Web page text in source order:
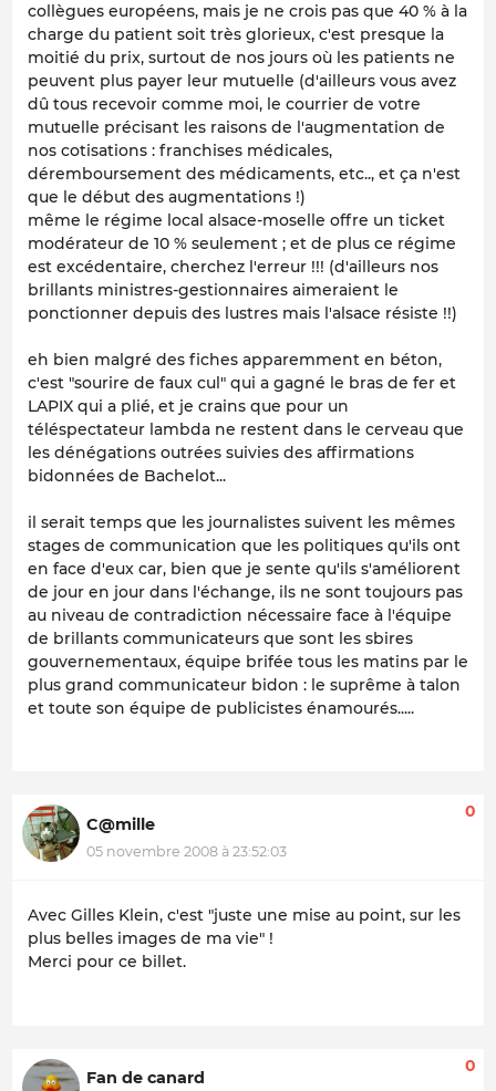
collègues européens, mais je ne crois pas que 40 % à la
charge du patient soit très glorieux, c'est presque la
moitié du prix, surtout de nos jours où les patients ne
peuvent plus payer leur mutuelle (d'ailleurs vous avez
dû tous recevoir comme moi, le courrier de votre
mutuelle précisant les raisons de l'augmentation de
nos cotisations : franchises médicales,
déremboursement des médicaments, etc.., et ça n'est
que le début des augmentations !)
même le régime local alsace-moselle offre un ticket
modérateur de 10 % seulement ; et de plus ce régime
est excédentaire, cherchez l'erreur !!! (d'ailleurs nos
brillants ministres-gestionnaires aimeraient le
ponctionner depuis des lustres mais l'alsace résiste !!)
eh bien malgré des fiches apparemment en béton,
c'est "sourire de faux cul" qui a gagné le bras de fer et
LAPIX qui a plié, et je crains que pour un
téléspectateur lambda ne restent dans le cerveau que
les dénégations outrées suivies des affirmations
bidonnées de Bachelot...
il serait temps que les journalistes suivent les mêmes
stages de communication que les politiques qu'ils ont
en face d'eux car, bien que je sente qu'ils s'améliorent
de jour en jour dans l'échange, ils ne sont toujours pas
au niveau de contradiction nécessaire face à l'équipe
de brillants communicateurs que sont les sbires
gouvernementaux, équipe brifée tous les matins par le
plus grand communicateur bidon : le suprême à talon
et toute son équipe de publicistes énamourés.....
C@mille
05 novembre 2008 à 23:52:03
0
Avec Gilles Klein, c'est "juste une mise au point, sur les
plus belles images de ma vie" !
Merci pour ce billet.
Fan de canard
0